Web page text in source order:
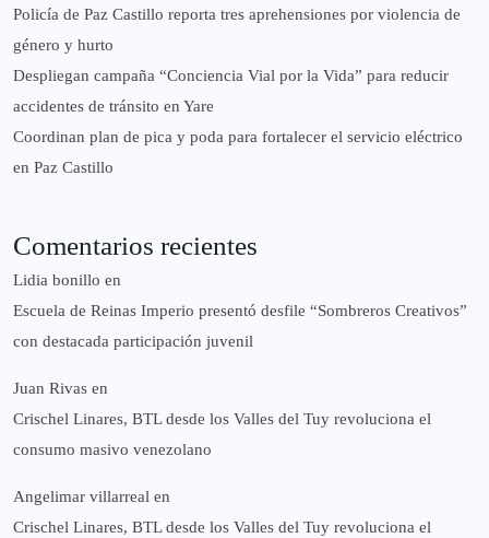
‎Policía de Paz Castillo reporta tres aprehensiones por violencia de
género y hurto
‎Despliegan campaña “Conciencia Vial por la Vida” para reducir
accidentes de tránsito en Yare
Coordinan plan de pica y poda para fortalecer el servicio eléctrico
en Paz Castillo
Comentarios recientes
Lidia bonillo en
Escuela de Reinas Imperio presentó desfile “Sombreros Creativos”
con destacada participación juvenil
Juan Rivas en
Crischel Linares, BTL desde los Valles del Tuy revoluciona el
consumo masivo venezolano
Angelimar villarreal en
Crischel Linares, BTL desde los Valles del Tuy revoluciona el